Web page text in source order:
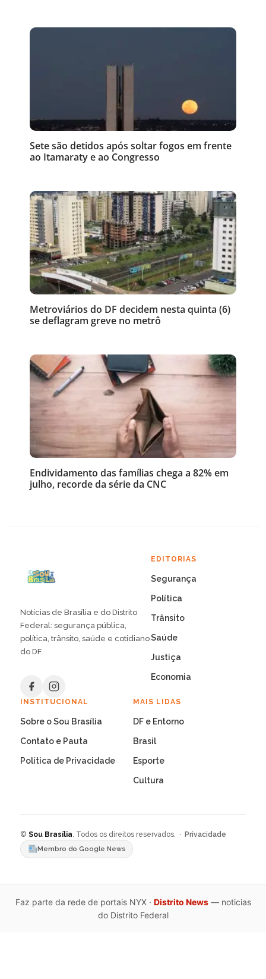
Sete são detidos após soltar fogos em frente
ao Itamaraty e ao Congresso
Metroviários do DF decidem nesta quinta (6)
se deflagram greve no metrô
Endividamento das famílias chega a 82% em
julho, recorde da série da CNC
Notícias de Brasília e do Distrito
Federal: segurança pública,
política, trânsito, saúde e cotidiano
do DF.
EDITORIAS
Segurança
Política
Trânsito
Saúde
Justiça
Economia
INSTITUCIONAL
Sobre o Sou Brasília
Contato e Pauta
Política de Privacidade
MAIS LIDAS
DF e Entorno
Brasil
Esporte
Cultura
© Sou Brasília. Todos os direitos reservados. · Privacidade
Membro do Google News
Faz parte da rede de portais NYX · Distrito News— noticias
do Distrito Federal